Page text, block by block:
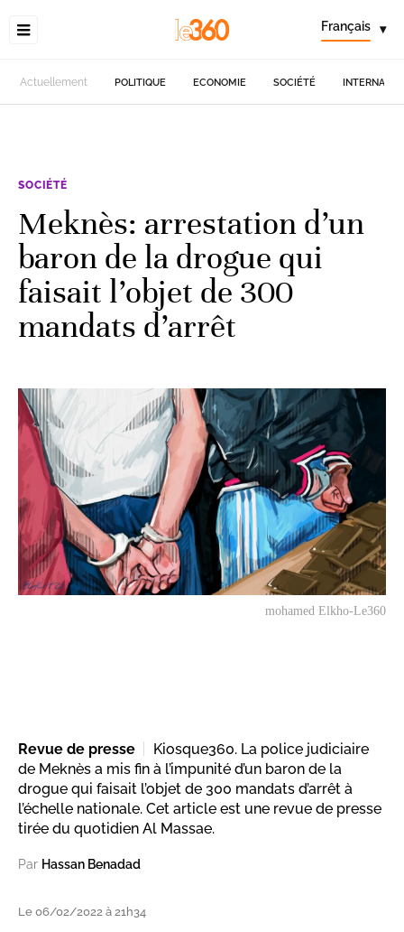
Français ▾
Actuellement POLITIQUE ECONOMIE SOCIÉTÉ
SOCIÉTÉ
Meknès: arrestation d’un
baron de la drogue qui
faisait l’objet de 300
mandats d’arrêt
mohamed Elkho-Le360
Revue de presse
Kiosque360. La police judiciaire
de Meknès a mis fin à l’impunité d’un baron de la
drogue qui faisait l’objet de 300 mandats d’arrêt à
l’échelle nationale. Cet article est une revue de presse
tirée du quotidien Al Massae.
Par Hassan Benadad
Le 06/02/2022 à 21h34